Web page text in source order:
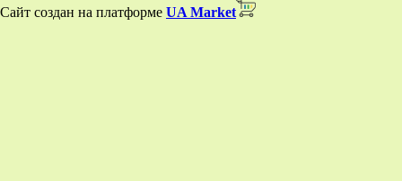
Сайт создан на платформе UA Market